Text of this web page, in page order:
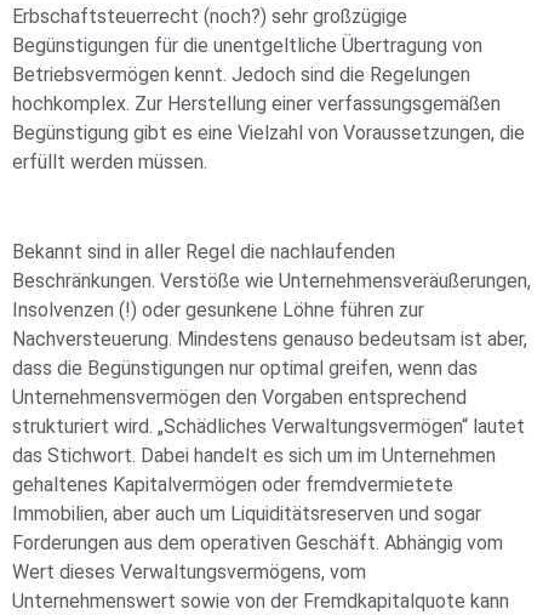
Erbschaftsteuerrecht (noch?) sehr großzügige
Begünstigungen für die unentgeltliche Übertragung von
Betriebsvermögen kennt. Jedoch sind die Regelungen
hochkomplex. Zur Herstellung einer verfassungsgemäßen
Begünstigung gibt es eine Vielzahl von Voraussetzungen, die
erfüllt werden müssen.
Bekannt sind in aller Regel die nachlaufenden
Beschränkungen. Verstöße wie Unternehmensveräußerungen,
Insolvenzen (!) oder gesunkene Löhne führen zur
Nachversteuerung. Mindestens genauso bedeutsam ist aber,
dass die Begünstigungen nur optimal greifen, wenn das
Unternehmensvermögen den Vorgaben entsprechend
strukturiert wird. „Schädliches Verwaltungsvermögen“ lautet
das Stichwort. Dabei handelt es sich um im Unternehmen
gehaltenes Kapitalvermögen oder fremdvermietete
Immobilien, aber auch um Liquiditätsreserven und sogar
Forderungen aus dem operativen Geschäft. Abhängig vom
Wert dieses Verwaltungsvermögens, vom
Unternehmenswert sowie von der Fremdkapitalquote kann